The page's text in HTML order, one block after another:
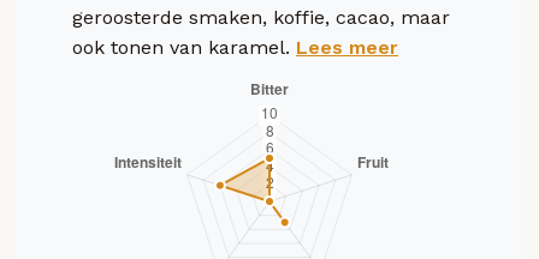
geroosterde smaken, koffie, cacao, maar
ook tonen van karamel. Lees meer